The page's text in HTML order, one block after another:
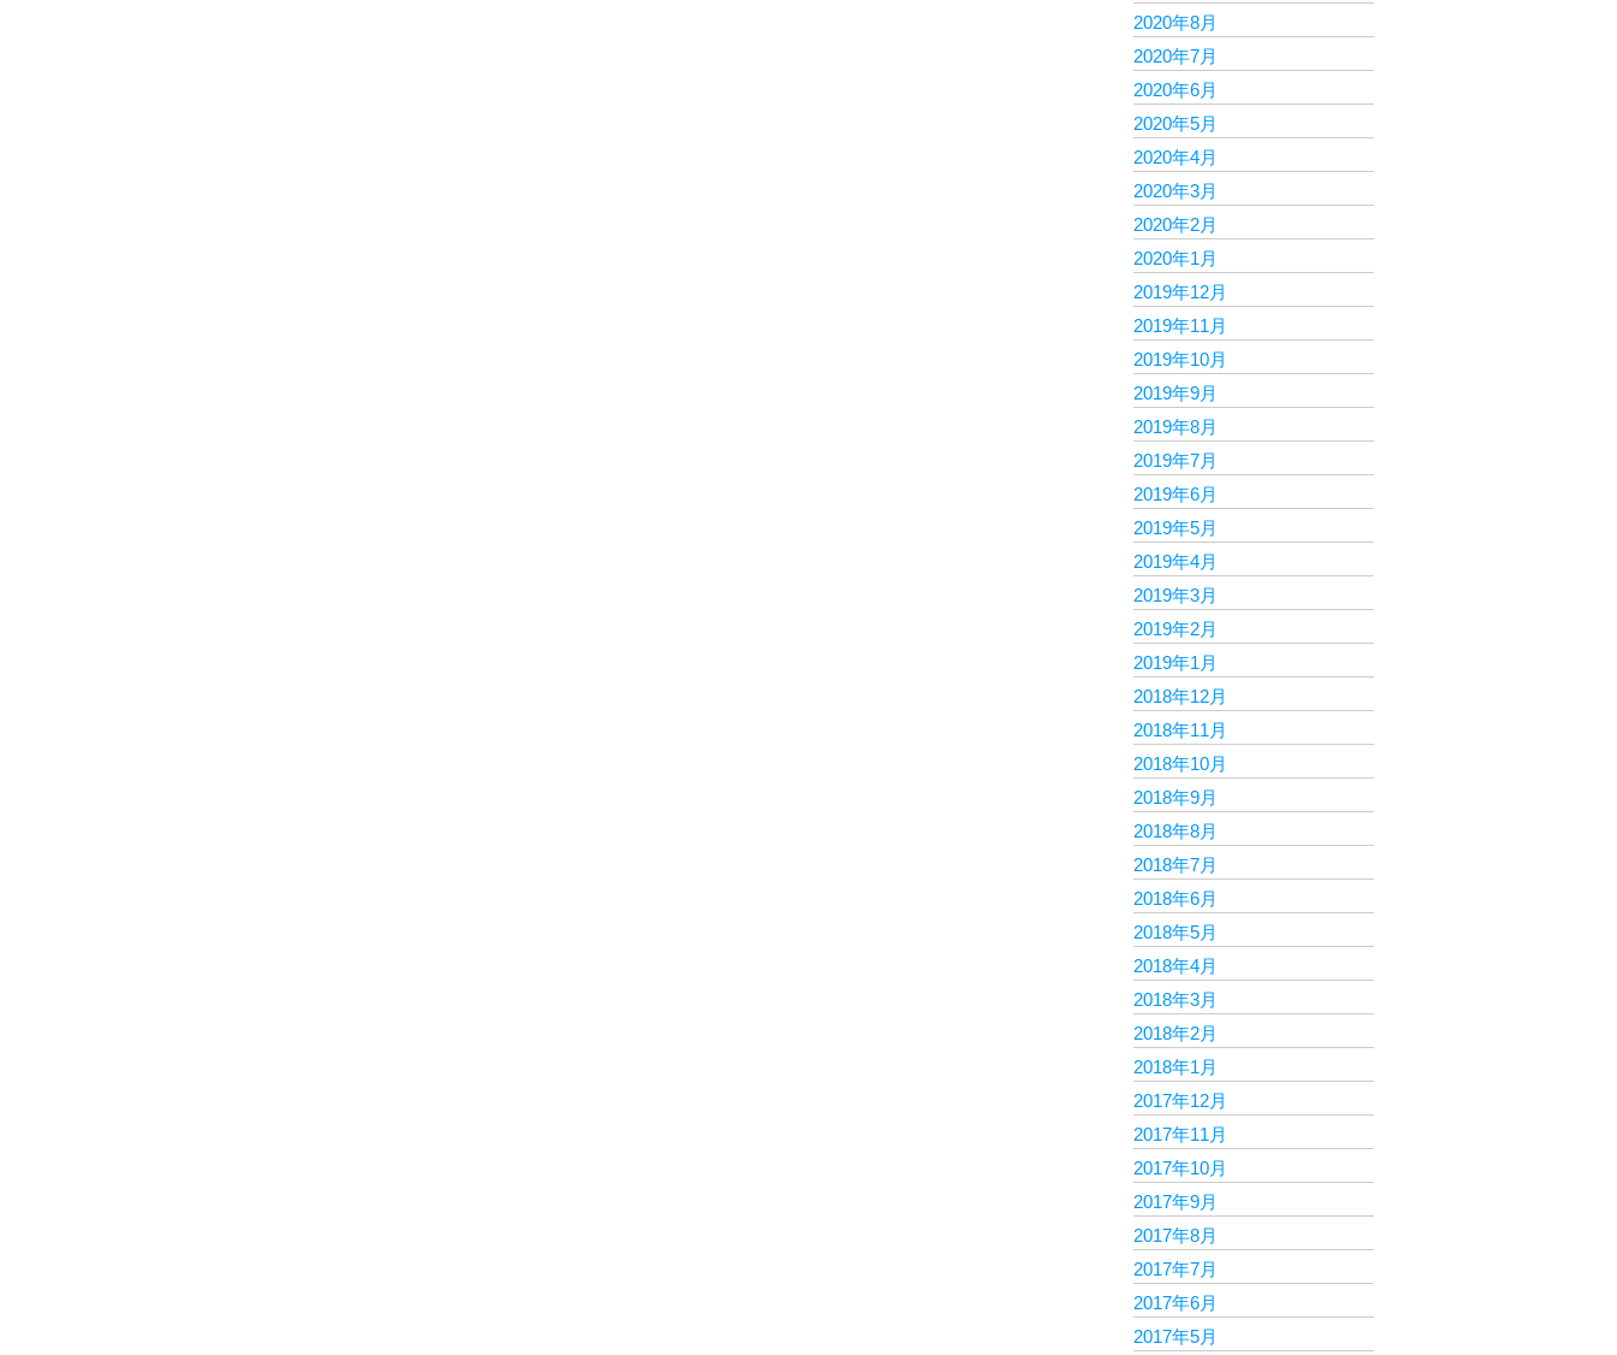
2020年8月
2020年7月
2020年6月
2020年5月
2020年4月
2020年3月
2020年2月
2020年1月
2019年12月
2019年11月
2019年10月
2019年9月
2019年8月
2019年7月
2019年6月
2019年5月
2019年4月
2019年3月
2019年2月
2019年1月
2018年12月
2018年11月
2018年10月
2018年9月
2018年8月
2018年7月
2018年6月
2018年5月
2018年4月
2018年3月
2018年2月
2018年1月
2017年12月
2017年11月
2017年10月
2017年9月
2017年8月
2017年7月
2017年6月
2017年5月